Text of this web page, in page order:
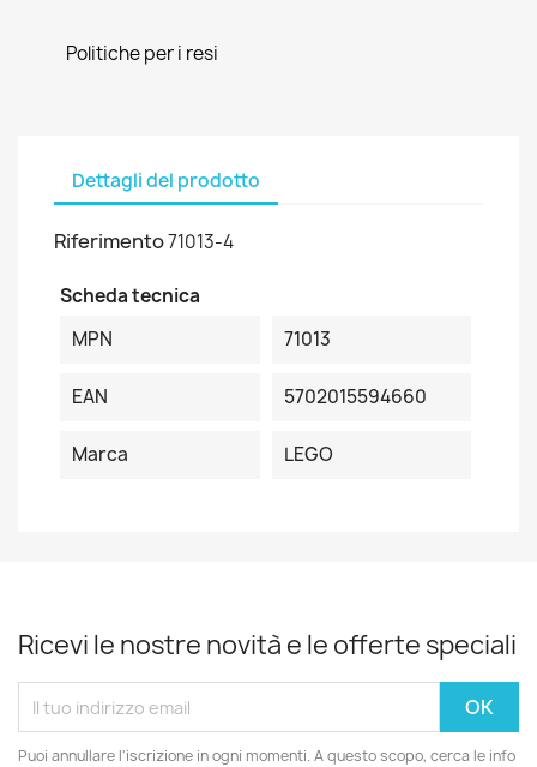
Politiche per i resi
Dettagli del prodotto
Riferimento71013-4
Scheda tecnica
MPN
71013
EAN 5702015594660
Marca LEGO
Ricevi le nostre novità e le offerte speciali
Puoi annullare l'iscrizione in ogni momenti. A questo scopo, cerca le info